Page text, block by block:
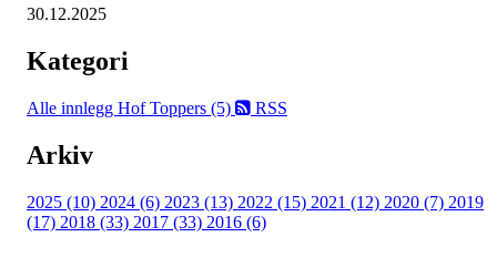
30.12.2025
Kategori
Alle innlegg Hof Toppers (5) RSS
Arkiv
2025 (10) 2024 (6) 2023 (13) 2022 (15) 2021 (12) 2020 (7) 2019
(17) 2018 (33) 2017 (33) 2016 (6)